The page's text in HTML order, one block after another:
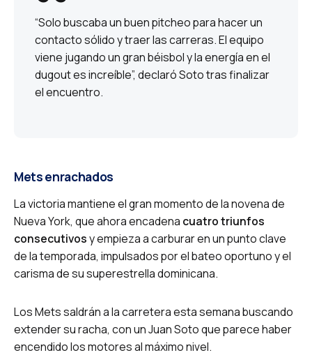
“Solo buscaba un buen pitcheo para hacer un
contacto sólido y traer las carreras. El equipo
viene jugando un gran béisbol y la energía en el
dugout es increíble”, declaró Soto tras finalizar
el encuentro.
Mets enrachados
La victoria mantiene el gran momento de la novena de
Nueva York, que ahora encadena cuatro triunfos
consecutivosy empieza a carburar en un punto clave
de la temporada, impulsados por el bateo oportuno y el
carisma de su superestrella dominicana.
Los Mets saldrán a la carretera esta semana buscando
extender su racha, con un Juan Soto que parece haber
encendido los motores al máximo nivel.